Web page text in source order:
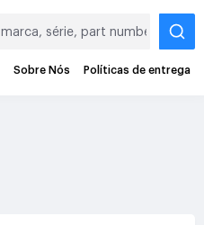
Sobre Nós Políticas de entrega